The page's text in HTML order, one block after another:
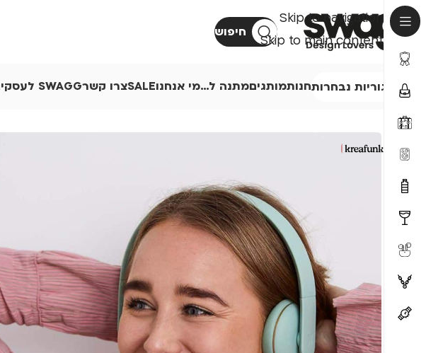
Skip to navigation
Skip to main content
חיפוש
קטגוריות נבחרותחנותמותגיםמתנה ל…מי אנחנוSALEצרו קשרSWAGG לעסקים